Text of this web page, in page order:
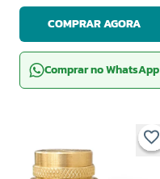
COMPRAR AGORA
Comprar no WhatsApp